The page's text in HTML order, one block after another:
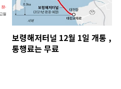
보령해저터널 12월 1일 개통 ,
통행료는 무료